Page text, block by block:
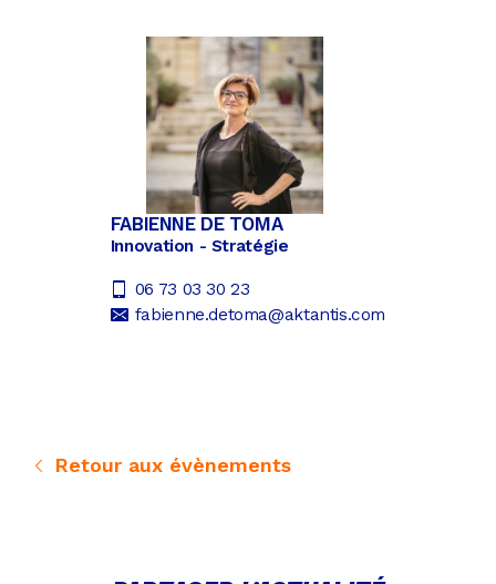
FABIENNE DE TOMA
Innovation - Stratégie
06 73 03 30 23
fabienne.detoma@aktantis.com
Retour aux évènements